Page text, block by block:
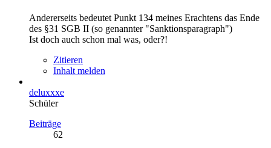
Andererseits bedeutet Punkt 134 meines Erachtens das Ende
des §31 SGB II (so genannter "Sanktionsparagraph")
Ist doch auch schon mal was, oder?!
Zitieren
Inhalt melden
deluxxxe
Schüler
Beiträge
62